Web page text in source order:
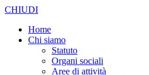
CHIUDI
Home
Chi siamo
Statuto
Organi sociali
Aree di attività